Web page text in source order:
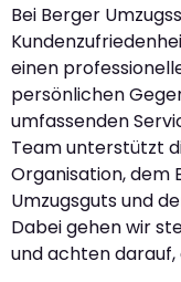
Bei Berger
einen
persönlichen
umfassenden
Team unterstützt
Organisation, dem
Umzugsguts und
Dabei gehen wir
und achten darauf,